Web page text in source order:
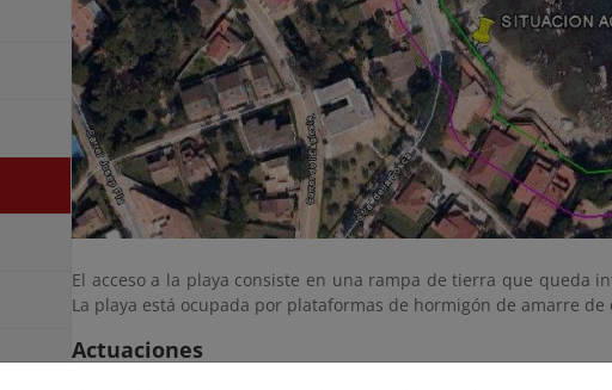
El acceso a la playa consiste en una rampa de tierra que queda
La playa está ocupada por plataformas de hormigón de amarre
Actuaciones